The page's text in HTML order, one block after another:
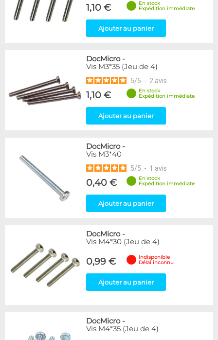
1,10 €
En stock
Expédition immédiate
Ajouter au panier
DocMicro-
Vis M3*35 (Jeu de 4)
5/5 - 2 avis
1,10 €
En stock
Expédition immédiate
Ajouter au panier
DocMicro-
Vis M3*40
5/5 - 1 avis
0,40 €
En stock
Expédition immédiate
Ajouter au panier
DocMicro-
Vis M4*30 (Jeu de 4)
0,99 €
Indisponible
Délai inconnu
Ajouter au panier
DocMicro-
Vis M4*35 (Jeu de 4)